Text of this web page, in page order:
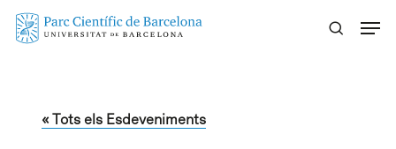
Skip
« Tots els Esdeveniments